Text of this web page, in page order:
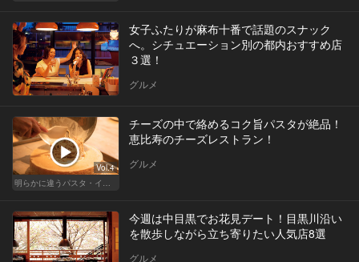
女子ふたりが麻布十番で話題のスナック
へ。シチュエーション別の都内おすすめ店
３選！
グルメ
Vol.4
明らかに違うパスタ・イタリアン
チーズの中で絡めるコク旨パスタが絶品！
恵比寿のチーズレストラン！
グルメ
今週は中目黒でお花見デート！目黒川沿い
を散歩しながら立ち寄りたい人気店8選
グルメ